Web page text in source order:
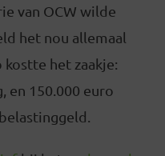
van OCW wilde
het nou allemaal
kostte het zaakje:
en 150.000 euro